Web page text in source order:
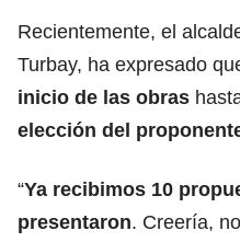
Recientemente, el
Turbay, ha expresado
inicio de las obras
elección del
“Ya recibimos 10
presentaron. Creería,